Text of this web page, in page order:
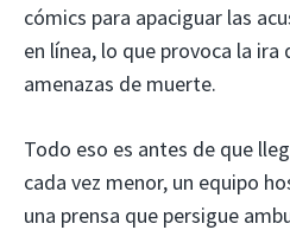
cómics para apaciguar las
en línea, lo que provoca la
amenazas de muerte.
Todo eso es antes de que
cada vez menor, un equipo
una prensa que persigue